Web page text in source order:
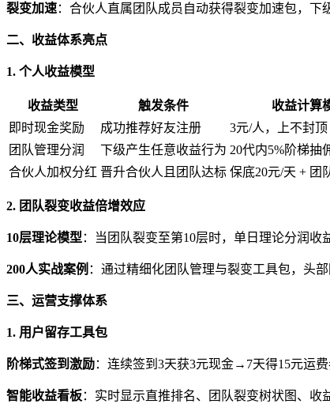
裂变加速：合伙人直属团队成员自动获得裂变加速包，下
二、收益体系亮点
1. 个人收益模型
收益类型 触发条件
收益计算
即时现金奖励
成功推荐好友注册
3元/人，上不封顶
团队管理分润
下级产生任意收益行为 20代内5%阶梯抽
合伙人加权分红 晋升合伙人且团队达标 保底20元/天 + 团
2. 团队裂变收益倍增效应
10层理论模型 ：当团队裂变至第10层时，单日理论分润收
200人实战案例 ：通过精细化团队管理与裂变工具包，头
三、运营支撑体系
1. 用户留存工具包
阶梯式签到激励：连续签到3天获3元现金→7天得15元运
智能收益看板：实时显示直推排名、团队裂变树状图、收